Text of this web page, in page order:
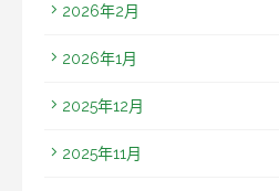
2026年2月
2026年1月
2025年12月
2025年11月